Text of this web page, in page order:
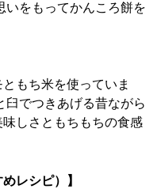
いをもってかんころ餅を
もち米を使っていま
臼でつきあげる昔ながら
しさともちもちの食感
レシピ）】